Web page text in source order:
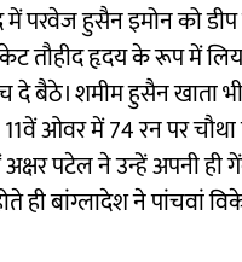
परवेज हुसैन इमोन को
तौहीद हृदय के रूप में
बैठे। शमीम हुसैन खाता
ओवर में 74 रन पर
पटेल ने उन्हें अपनी ही
ही बांग्लादेश ने पांचवां